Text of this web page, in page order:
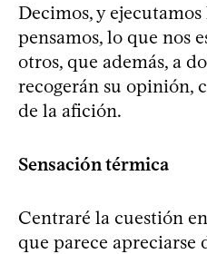
Decimos, y
pensamos, lo que nos
otros, que además, a
recogerán su opinión,
de la afición.
Sensación térmica
Centraré la cuestión
que parece apreciarse